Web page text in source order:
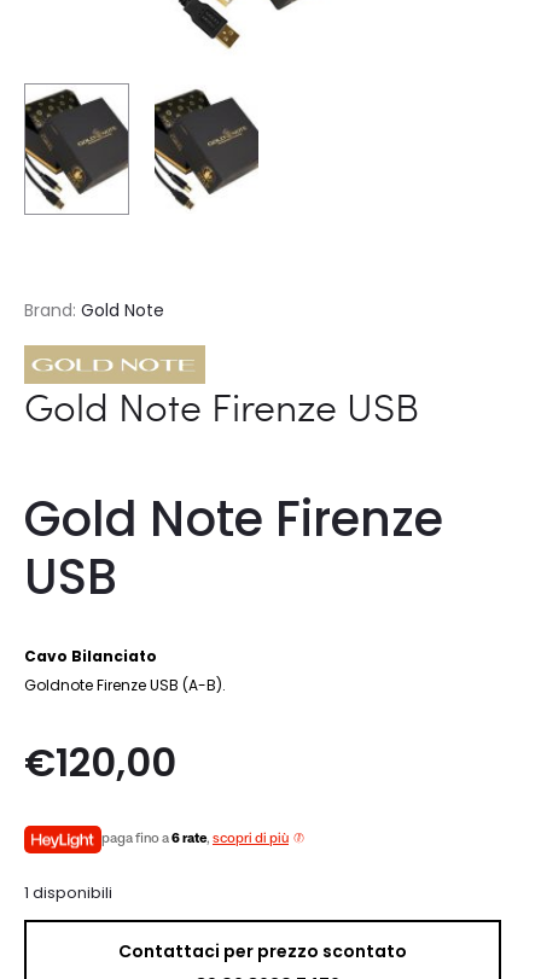
Brand: Gold Note
Gold Note Firenze USB
Gold Note Firenze
USB
Cavo Bilanciato
Goldnote Firenze USB (A-B).
€120,00
paga fino a6 rate, scopri di più
1 disponibili
Contattaci per prezzo scontato